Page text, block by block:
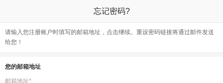
忘记密码?
请输入您注册账户时填写的邮箱地址，点击继续。重设密码链接将通过邮件发送
给您！
您的邮箱地址